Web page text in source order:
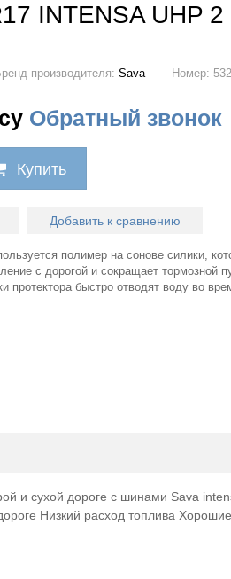
INTENSA UHP 2
производителя:Sava Номер:
Обратный звонок
Купить
Добавить к сравнению
полимер на сонове силики,
с дорогой и сокращает тормозной
протектора быстро отводят воду во
и сухой дороге с шинами Sava
Низкий расход топлива
выбор